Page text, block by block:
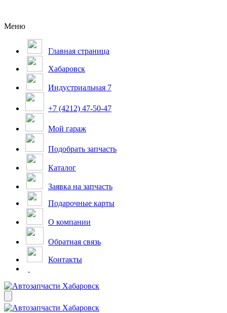
Меню
Главная страница
Хабаровск
Индустриальная 7
+7 (4212) 47-50-47
Мой гараж
Подобрать запчасть
Каталог
Заявка на запчасть
Подарочные карты
О компании
Обратная связь
Контакты